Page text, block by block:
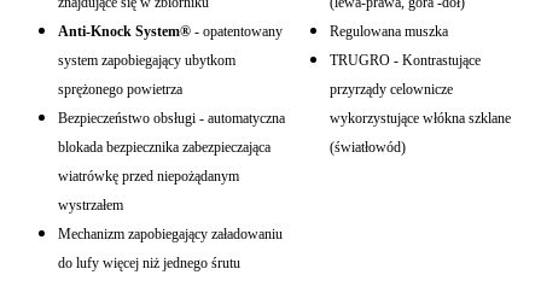
Anti-Knock System® - opatentowany
system zapobiegający ubytkom
sprężonego powietrza
Bezpieczeństwo obsługi - automatyczna
blokada bezpiecznika zabezpieczająca
wiatrówkę przed niepożądanym
wystrzałem
Mechanizm zapobiegający załadowaniu
do lufy więcej niż jednego śrutu
Regulowana muszka
TRUGRO - Kontrastujące
przyrządy celownicze
wykorzystujące włókna szklane
(światłowód)